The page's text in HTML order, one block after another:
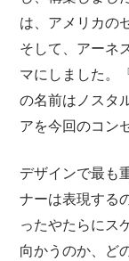
は、アメリカの
そして、アーネ
マにしました。
の名前はノスタ
アを今回のコン
デザインで最も
ナーは表現する
ったやたらにス
向かうのか、ど